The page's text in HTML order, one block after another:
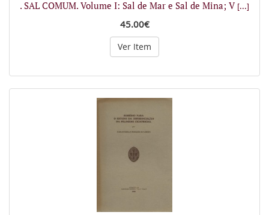
. SAL COMUM. Volume I: Sal de Mar e Sal de Mina; V [...]
45.00€
Ver Item